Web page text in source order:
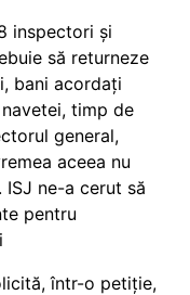
inspectori și
să returneze
bani acordați
timp de
general,
aceea nu
ne-a cerut să
pentru
într-o petiție,